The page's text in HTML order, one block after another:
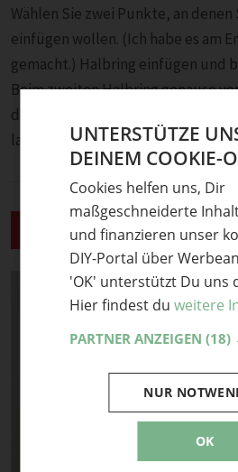
Wählen Sie zwei Punkte, an
einfügen wollen. (Ich habe es am
gemacht.) Halbring einfügen und
Beim zweiten Halbring genauso
den Hund an die kurze Leine
lassen.
FERTIG!
UNTERSTÜTZE
DEINEM COOKIE-
Cookies helfen uns, Dir
maßgeschneiderte
und finanzieren unser
DIY-Portal über
'OK' unterstützt Du uns
Hier findest du weitere
PARTNER ANZEIGEN (18)
OK
NUR